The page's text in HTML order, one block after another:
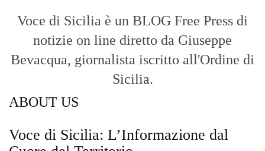
Voce di Sicilia è un BLOG Free Press di
notizie on line diretto da Giuseppe
Bevacqua, giornalista iscritto all'Ordine di
Sicilia.
ABOUT US
Voce di Sicilia: L’Informazione dal